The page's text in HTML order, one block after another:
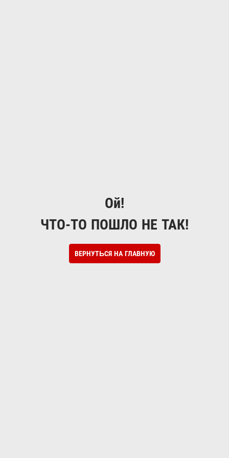
Ой!
ЧТО-ТО ПОШЛО НЕ ТАК!
ВЕРНУТЬСЯ НА ГЛАВНУЮ